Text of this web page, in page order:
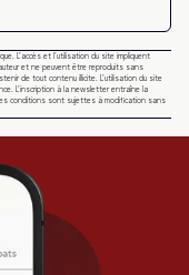
L’accès et l’utilisation du site impliquent
et ne peuvent être reproduits sans
de tout contenu illicite. L’utilisation du site
L’inscription à la newsletter entraîne la
conditions sont sujettes à modification sans